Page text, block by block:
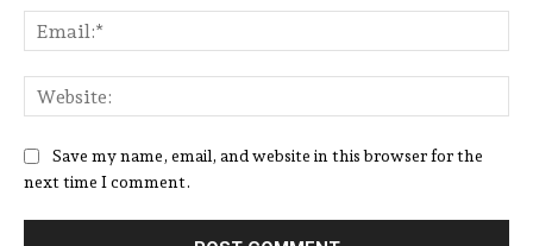
Save my name, email, and website in this browser for the
next time I comment.